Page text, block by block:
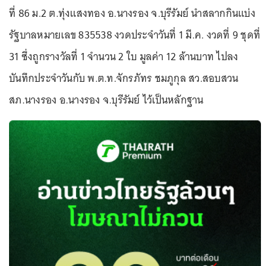
ที่ 86 ม.2 ต.ทุ่งแสงทอง อ.นางรอง จ.บุรีรัมย์ นำสลากกินแบ่ง
รัฐบาลหมายเลข 835538 งวดประจำวันที่ 1 มี.ค. งวดที่ 9 ชุดที่
31 ซึ่งถูกรางวัลที่ 1 จำนวน 2 ใบ มูลค่า 12 ล้านบาท ไปลง
บันทึกประจำวันกับ พ.ต.ท.จักรภัทร ชมภูกุล สว.สอบสวน
สภ.นางรอง อ.นางรอง จ.บุรีรัมย์ ไว้เป็นหลักฐาน